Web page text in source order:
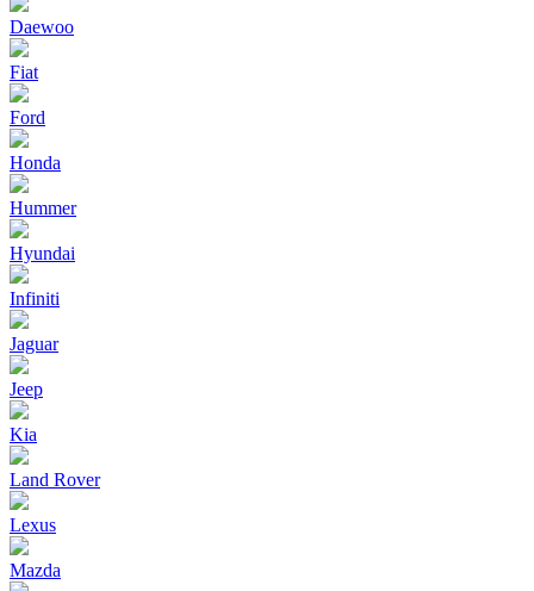
Daewoo
Fiat
Ford
Honda
Hummer
Hyundai
Infiniti
Jaguar
Jeep
Kia
Land Rover
Lexus
Mazda